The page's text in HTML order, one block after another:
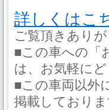
詳しくはこ
ご覧頂きあり
■この車への「
は、お気軽に
■この車両以外
掲載しており